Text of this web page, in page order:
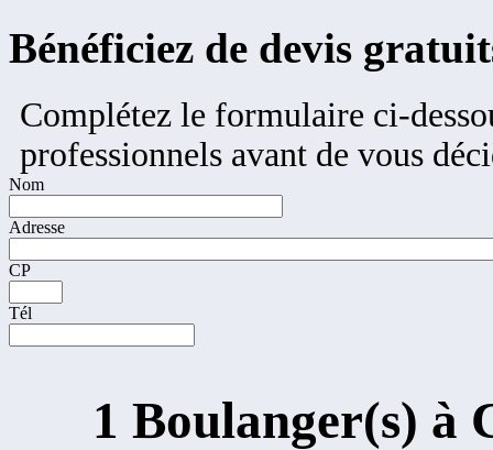
Bénéficiez de devis
Complétez le formulaire ci-
professionnels avant de vous
Nom
Adresse
CP
Tél
1 Boulanger(s)